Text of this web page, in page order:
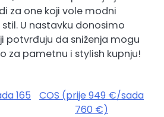
za one koji vole modni
U nastavku donosimo
potvrđuju da sniženja mogu
za pametnu i stylish kupnju!
165
COS (prije 949 €/sada
760 €)